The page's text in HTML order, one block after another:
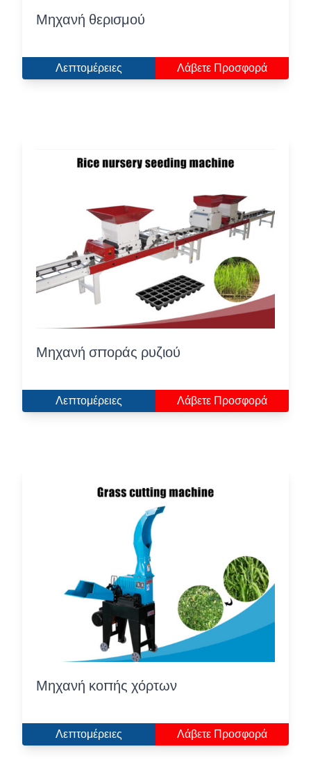
Μηχανή θερισμού
Λεπτομέρειες Λάβετε Προσφορά
Μηχανή σποράς ρυζιού
Λεπτομέρειες Λάβετε Προσφορά
Μηχανή κοπής χόρτων
Λεπτομέρειες Λάβετε Προσφορά